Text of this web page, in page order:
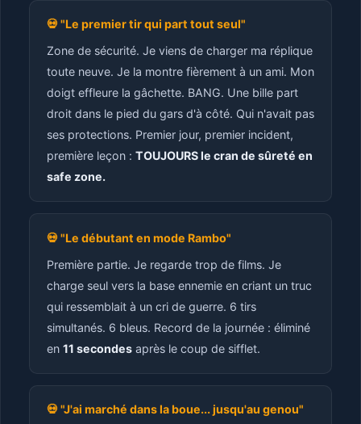
💀 "Le premier tir qui part tout seul"
Zone de sécurité. Je viens de charger ma réplique
toute neuve. Je la montre fièrement à un ami. Mon
doigt effleure la gâchette. BANG. Une bille part
droit dans le pied du gars d'à côté. Qui n'avait pas
ses protections. Premier jour, premier incident,
première leçon : TOUJOURS le cran de sûreté en
safe zone.
💀 "Le débutant en mode Rambo"
Première partie. Je regarde trop de films. Je
charge seul vers la base ennemie en criant un truc
qui ressemblait à un cri de guerre. 6 tirs
simultanés. 6 bleus. Record de la journée : éliminé
en 11 secondes après le coup de sifflet.
💀 "J'ai marché dans la boue... jusqu'au genou"